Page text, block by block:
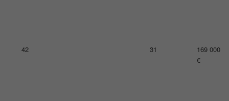
46
30
162 000
€